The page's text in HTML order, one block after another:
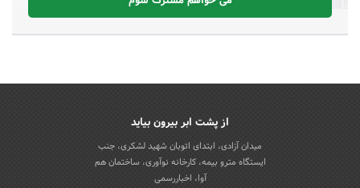
از پشت ابر بیرون بیاید
میدان آزادی، ابتدای اتوبان شهید لشکری، جنب
ایستگاه مترو بیمه، کارخانه نوآوری، ساختمان هم
آوا، اخباررسمی